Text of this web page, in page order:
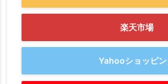
楽天市場
Yahooショッピ